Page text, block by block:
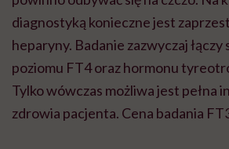
diagnostyką konieczne jest
heparyny. Badanie zazwyczaj łączy
poziomu FT4 oraz hormonu
Tylko wówczas możliwa jest pełna
zdrowia pacjenta. Cena badania